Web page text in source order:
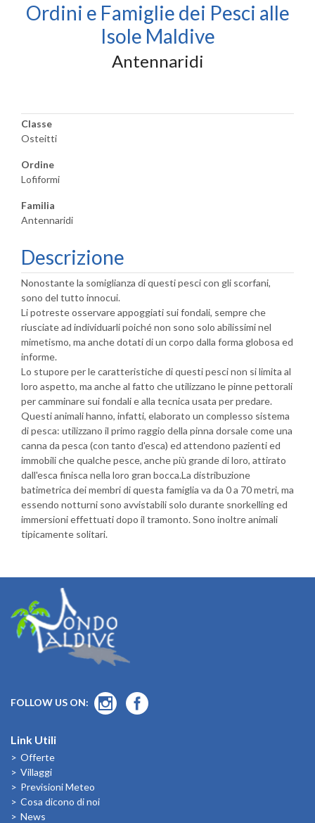
Ordini e Famiglie dei Pesci alle
Isole Maldive
Antennaridi
Classe
Osteitti
Ordine
Lofiformi
Familia
Antennaridi
Descrizione
Nonostante la somiglianza di questi pesci con gli scorfani,
sono del tutto innocui.
Li potreste osservare appoggiati sui fondali, sempre che
riusciate ad individuarli poiché non sono solo abilissimi nel
mimetismo, ma anche dotati di un corpo dalla forma globosa ed
informe.
Lo stupore per le caratteristiche di questi pesci non si limita al
loro aspetto, ma anche al fatto che utilizzano le pinne pettorali
per camminare sui fondali e alla tecnica usata per predare.
Questi animali hanno, infatti, elaborato un complesso sistema
di pesca: utilizzano il primo raggio della pinna dorsale come una
canna da pesca (con tanto d'esca) ed attendono pazienti ed
immobili che qualche pesce, anche più grande di loro, attirato
dall'esca finisca nella loro gran bocca.La distribuzione
batimetrica dei membri di questa famiglia va da 0 a 70 metri, ma
essendo notturni sono avvistabili solo durante snorkelling ed
immersioni effettuati dopo il tramonto. Sono inoltre animali
tipicamente solitari.
FOLLOW US ON:
Link Utili
Offerte
Villaggi
Previsioni Meteo
Cosa dicono di noi
News